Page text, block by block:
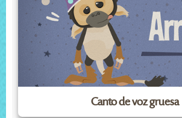
Canto de voz gruesa